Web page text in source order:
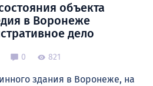
объекта
в Воронеже
дело
0 821
здания в Воронеже, на